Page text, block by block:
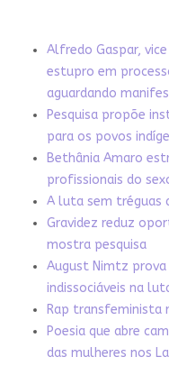
Alfredo Gaspar,
estupro em
aguardando
Pesquisa propõe
para os povos
Bethânia Amaro
profissionais do
A luta sem tréguas
Gravidez reduz
mostra pesquisa
August Nimtz
indissociáveis na
Rap transfeminista
Poesia que abre
das mulheres nos